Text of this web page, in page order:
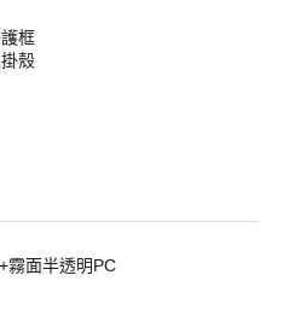
框
殼
霧面半透明PC